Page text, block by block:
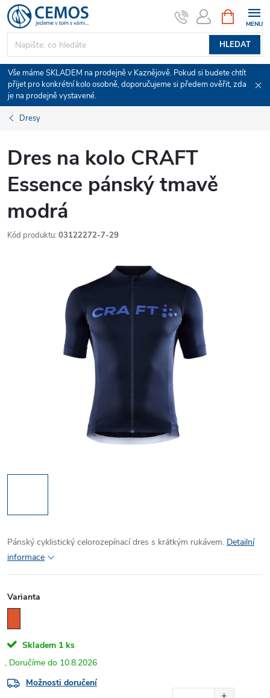
Přejít
na
obsah
HLEDAT
NÁKUPNÍ
KOŠÍK
Vše máme SKLADEM na prodejně v Kaznějově. Pokud si budete chtít
přijet pro konkrétní kolo osobně, doporučujeme si předem ověřit, zda
je na prodejně vystavené.
Dresy
Dres na kolo CRAFT
Essence pánský tmavě
modrá
Kód produktu: 03122272-7-29
Pánský cyklistický celorozepínací dres s krátkým rukávem. Detailní
informace
Varianta
Skladem 1 ks
10.8.2026
Možnosti doručení